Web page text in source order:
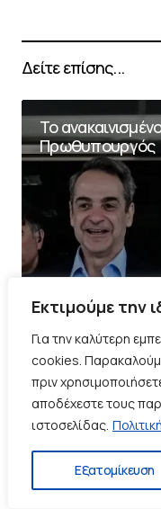
Εκτιμούμε την
Για την καλύτερη
cookies.
πριν
αποδέχεστε τους
ιστοσελίδας.
Εξατομίκευση
Δείτε επίσης...
Το
Πρωθυπουργός